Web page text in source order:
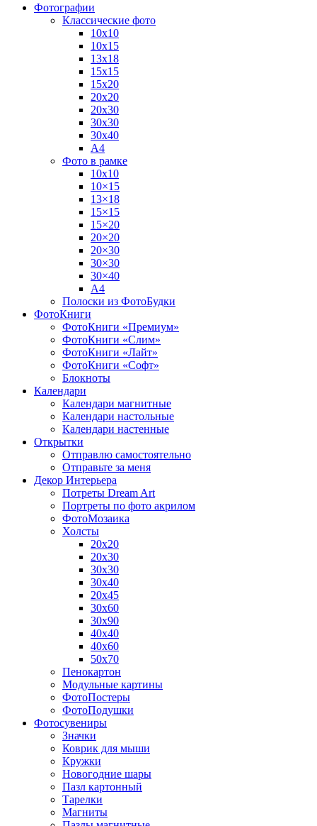
Фотографии
Классические фото
10х10
10х15
13х18
15х15
15х20
20х20
20х30
30х30
30х40
А4
Фото в рамке
10х10
10×15
13×18
15×15
15×20
20×20
20×30
30×30
30×40
A4
Полоски из ФотоБудки
ФотоКниги
ФотоКниги «Премиум»
ФотоКниги «Слим»
ФотоКниги «Лайт»
ФотоКниги «Софт»
Блокноты
Календари
Календари магнитные
Календари настольные
Календари настенные
Открытки
Отправлю самостоятельно
Отправьте за меня
Декор Интерьера
Потреты Dream Art
Портреты по фото акрилом
ФотоМозаика
Холсты
20х20
20х30
30х30
30х40
20х45
30х60
30х90
40х40
40х60
50х70
Пенокартон
Модульные картины
ФотоПостеры
ФотоПодушки
Фотоcувениры
Значки
Коврик для мыши
Кружки
Новогодние шары
Пазл картонный
Тарелки
Магниты